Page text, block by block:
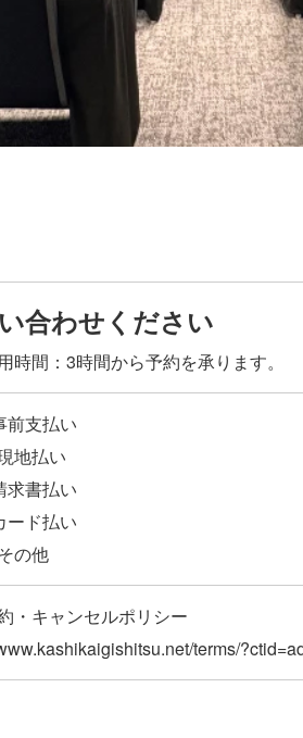
合わせください
時間：3時間から予約を承ります。
前支払い
地払い
求書払い
ード払い
の他
・キャンセルポリシー